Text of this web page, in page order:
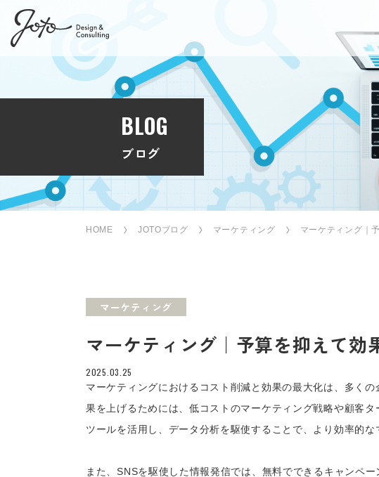
BLOG
ブログ
HOME JOTOブログ マーケティング マーケティング｜
マーケティング
マーケティング｜予算を抑えて効
2025.03.25
マーケティングにおけるコスト削減と効果の最大化は、多く
果を上げるためには、低コストのマーケティング戦略や顧客
ツールを活用し、データ分析を駆使することで、より効率的な
また、SNSを駆使した情報発信では、無料でできるキャンペ